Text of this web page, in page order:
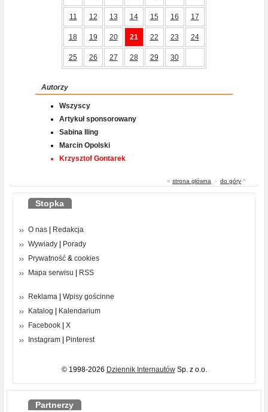
11 12 13 14 15 16 17
18 19 20 21 22 23 24
25 26 27 28 29 30
Autorzy
Wszyscy
Artykuł sponsorowany
Sabina Iling
Marcin Opolski
Krzysztof Gontarek
« strona główna - do góry ^
Stopka
O nas
Redakcja
Wywiady
Porady
Prywatność & cookies
Mapa serwisu
RSS
Reklama
Wpisy gościnne
Katalog
Kalendarium
Facebook
X
Instagram
Pinterest
© 1998-2026 Dziennik InternautówSp. z o.o.
Partnerzy